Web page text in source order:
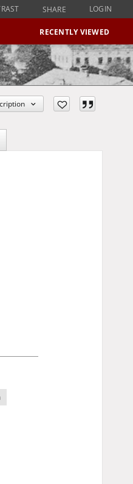
SHARE LOGIN
RECENTLY VIEWED